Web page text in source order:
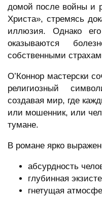
домой после войны и
Христа», стремясь
иллюзия. Однако
оказываются
собственными
О’Коннор мастерски
религиозный
создавая мир, где
или мошенник, или
тумане.
В романе ярко
абсурдность
глубинная
гнетущая